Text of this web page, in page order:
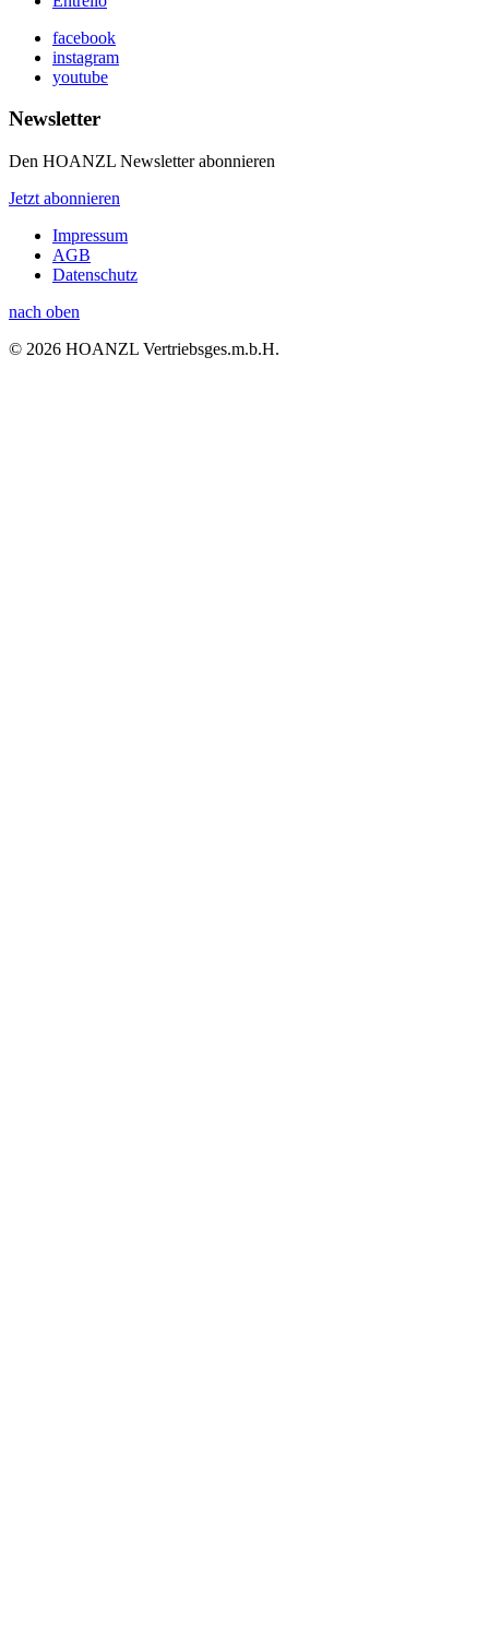
facebook
instagram
youtube
Newsletter
Den HOANZL Newsletter abonnieren
Jetzt abonnieren
Impressum
AGB
Datenschutz
nach oben
© 2026 HOANZL Vertriebsges.m.b.H.